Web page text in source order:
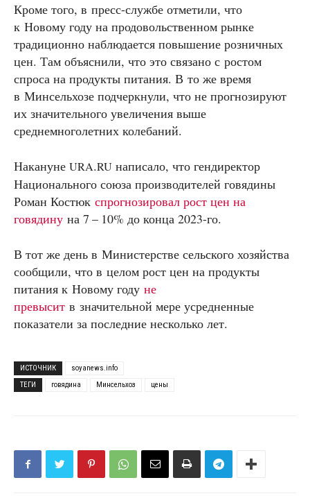
Кроме того, в пресс-службе отметили, что
к Новому году на продовольственном рынке
традиционно наблюдается повышение розничных
цен. Там объяснили, что это связано с ростом
спроса на продукты питания. В то же время
в Минсельхозе подчеркнули, что не прогнозируют
их значительного увеличения выше
среднемноголетних колебаний.
Накануне URA.RU написало, что гендиректор
Национального союза производителей говядины
Роман Костюк спрогнозировал рост цен на
говядину на 7 – 10% до конца 2023-го.
В тот же день в Министерстве сельского хозяйства
сообщили, что в целом рост цен на продукты
питания к Новому году не
превысит в значительной мере усредненные
показатели за последние несколько лет.
ИСТОЧНИК
soyanews.info
ТЕГИ
говядина Минсельхоз цены